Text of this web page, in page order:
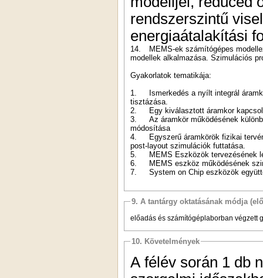
rendszerszintű
energiaátalakítási
14.
MEMS-ek számítógépes
modellek alkalmazása. Szimulációs
Gyakorlatok tematikája:
1.
Ismerkedés a nyílt integrál
tisztázása.
2.
Egy kiválasztott áramkor
3.
Az áramkör működésének
módosítása
4.
Egyszerű áramkörök fizikai
post-layout szimulációk futtatása.
5.
MEMS Eszközök tervezésének
6.
MEMS eszköz működésének
7.
System on Chip eszközök
9. A tantárgy oktatásának módja
előadás és számítógéplaborban végzett
10. Követelmények
A félév során 1 db